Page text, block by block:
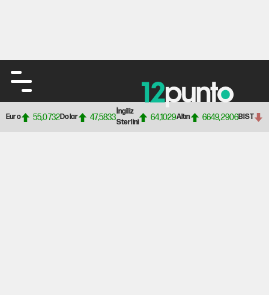
Euro 55,0732Dolar 47,5833
İngiliz
Sterlini
64,1029Altın 6649,2906BIST